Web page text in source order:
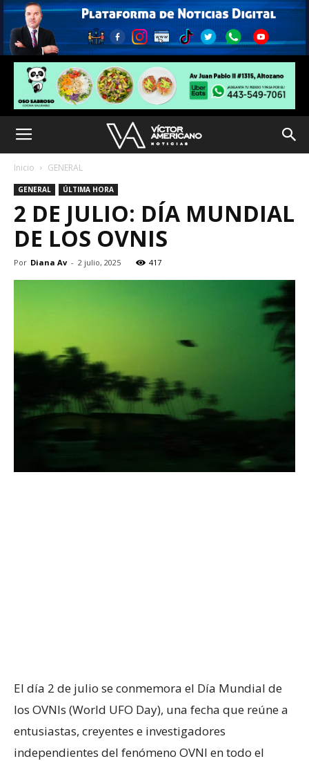
Inicio GENERAL
GENERAL ÚLTIMA HORA
2 DE JULIO: DÍA MUNDIAL
DE LOS OVNIS
Por Diana Av - 2 julio, 2025 417
El día 2 de julio se conmemora el Día Mundial de
los OVNIs (World UFO Day), una fecha que reúne a
entusiastas, creyentes e investigadores
independientes del fenómeno OVNI en todo el